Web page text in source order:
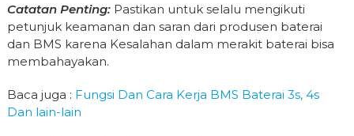
Catatan Penting:Pastikan untuk selalu mengikuti
petunjuk keamanan dan saran dari produsen baterai
dan BMS karena Kesalahan dalam merakit baterai bisa
membahayakan.
Baca juga : Fungsi Dan Cara Kerja BMS Baterai 3s, 4s
Dan lain-lain